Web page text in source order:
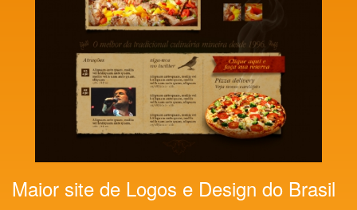
Maior site de Logos e Design do Brasil